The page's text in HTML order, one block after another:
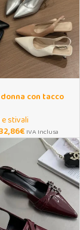
con tacco
stivali
€ IVA Inclusa